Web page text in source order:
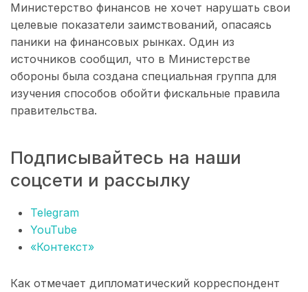
Министерство финансов не хочет нарушать свои
целевые показатели заимствований, опасаясь
паники на финансовых рынках. Один из
источников сообщил, что в Министерстве
обороны была создана специальная группа для
изучения способов обойти фискальные правила
правительства.
Подписывайтесь на наши
соцсети и рассылку
Telegram
YouTube
«Контекст»
Как отмечает дипломатический корреспондент